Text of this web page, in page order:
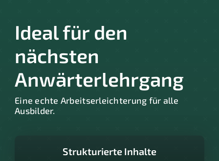
Ideal für den
nächsten
Anwärterlehrgang
Eine echte Arbeitserleichterung für alle
Ausbilder.
Strukturierte Inhalte